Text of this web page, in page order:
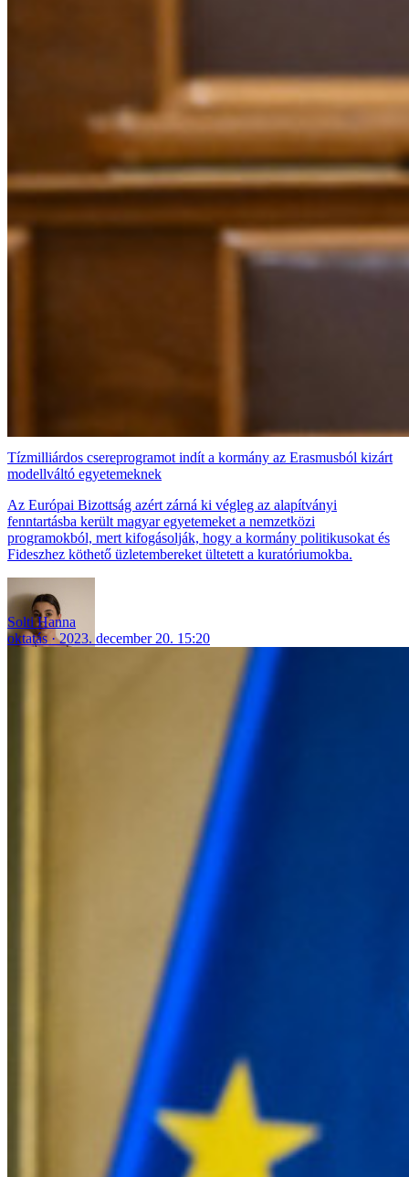
Tízmilliárdos csereprogramot indít a kormány az Erasmusból kizárt
modellváltó egyetemeknek
Az Európai Bizottság azért zárná ki végleg az alapítványi
fenntartásba került magyar egyetemeket a nemzetközi
programokból, mert kifogásolják, hogy a kormány politikusokat és
Fideszhez köthető üzletembereket ültetett a kuratóriumokba.
Solti Hanna
oktatás
2023. december 20. 15:20